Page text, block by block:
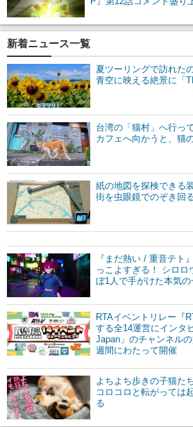
新着ニュース一覧
夏ツーリングで訪れた
青空に映える絶景に「
台湾の「猫村」へ行っ
カフェへ向かうと、猫
紙の地図を探検できる
街を虫眼鏡でのぞき回
『まだ熱い / 重音テト
っこよすぎる！ シロロ
ぼ1人で手がけた本気の
RTAイベントリレー『
する全14運営にインタ
Japan」のチャンネル
週間にわたって開催
よちよち歩きの子猫た
コロコロと転がっては
る